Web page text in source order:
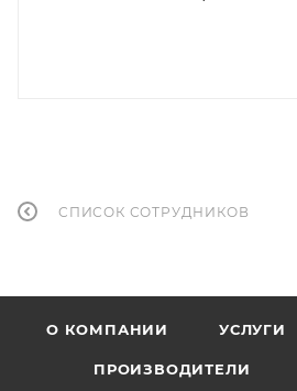
СПИСОК СОТРУДНИКОВ
О КОМПАНИИ УСЛУГИ
ПРОИЗВОДИТЕЛИ